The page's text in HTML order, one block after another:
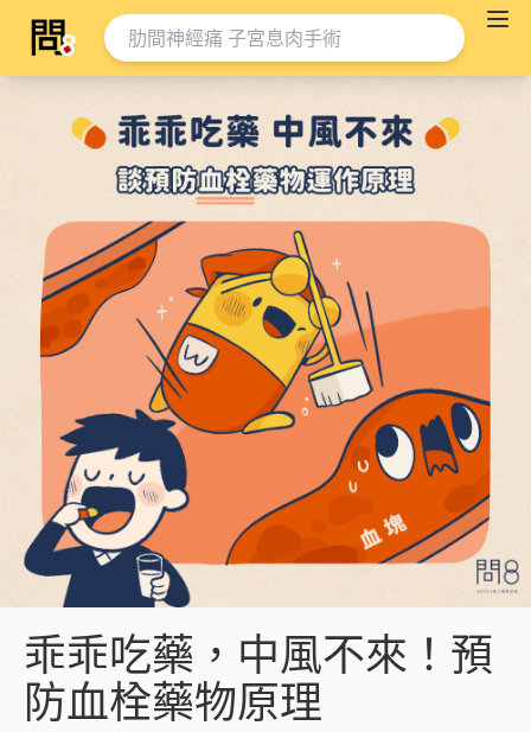
乖乖吃藥，中風不來！預
防血栓藥物原理